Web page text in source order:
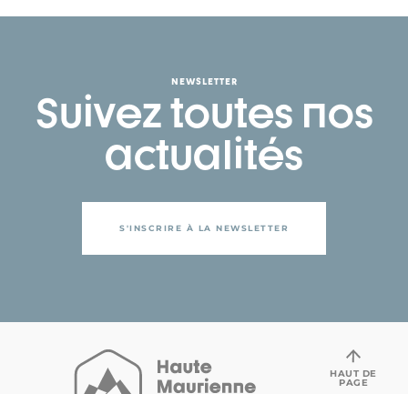
NEWSLETTER
Suivez toutes nos
actualités
S'INSCRIRE À LA NEWSLETTER
HAUT DE
PAGE